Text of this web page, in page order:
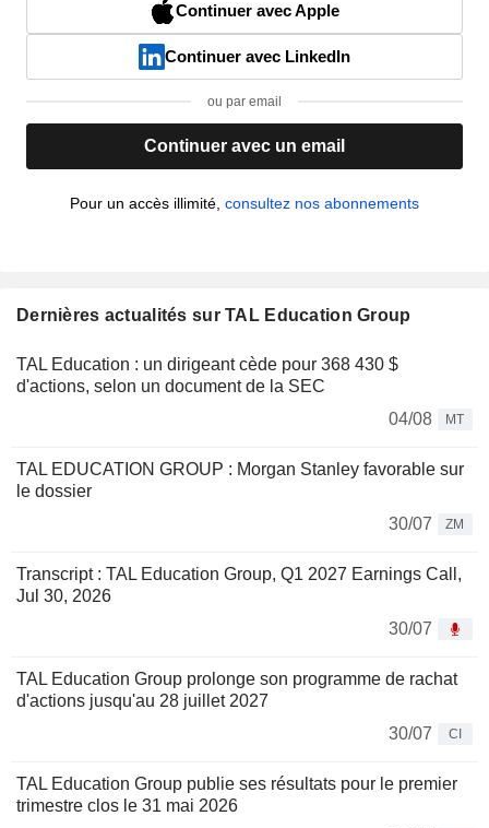
Continuer avec Apple
Continuer avec LinkedIn
ou par email
Continuer avec un email
Pour un accès illimité, consultez nos abonnements
Dernières actualités sur TAL Education Group
TAL Education : un dirigeant cède pour 368 430 $
d'actions, selon un document de la SEC
04/08
MT
TAL EDUCATION GROUP : Morgan Stanley favorable sur
le dossier
30/07
ZM
Transcript : TAL Education Group, Q1 2027 Earnings Call,
Jul 30, 2026
30/07
TAL Education Group prolonge son programme de rachat
d'actions jusqu'au 28 juillet 2027
30/07
CI
TAL Education Group publie ses résultats pour le premier
trimestre clos le 31 mai 2026